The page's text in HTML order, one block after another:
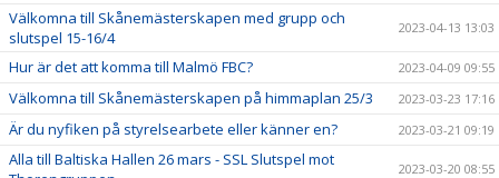
Välkomna till Skånemästerskapen med grupp och
slutspel 15-16/4
2023-04-13 13:03
Hur är det att komma till Malmö FBC? 2023-04-09 09:55
Välkomna till Skånemästerskapen på himmaplan 25/3 2023-03-23 17:16
Är du nyfiken på styrelsearbete eller känner en? 2023-03-21 09:19
Alla till Baltiska Hallen 26 mars - SSL Slutspel mot
2023-03-20 08:55